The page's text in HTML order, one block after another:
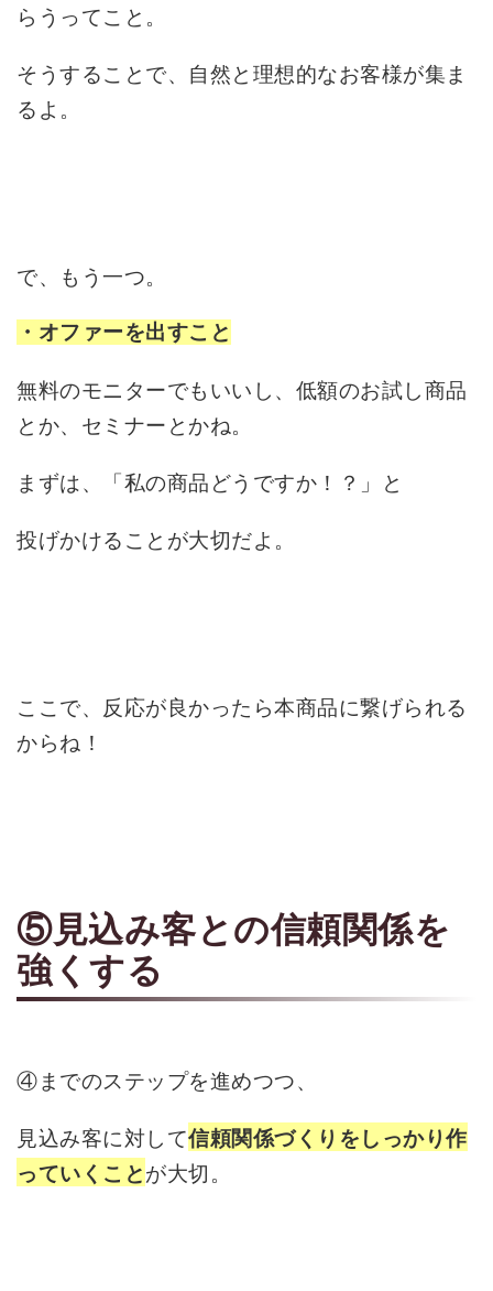
らうってこと。
そうすることで、自然と理想的なお客様が集ま
るよ。
で、もう一つ。
・オファーを出すこと
無料のモニターでもいいし、低額のお試し商品
とか、セミナーとかね。
まずは、「私の商品どうですか！？」と
投げかけることが大切だよ。
ここで、反応が良かったら本商品に繋げられる
からね！
⑤見込み客との信頼関係を
強くする
④までのステップを進めつつ、
見込み客に対して信頼関係づくりをしっかり作
っていくことが大切。